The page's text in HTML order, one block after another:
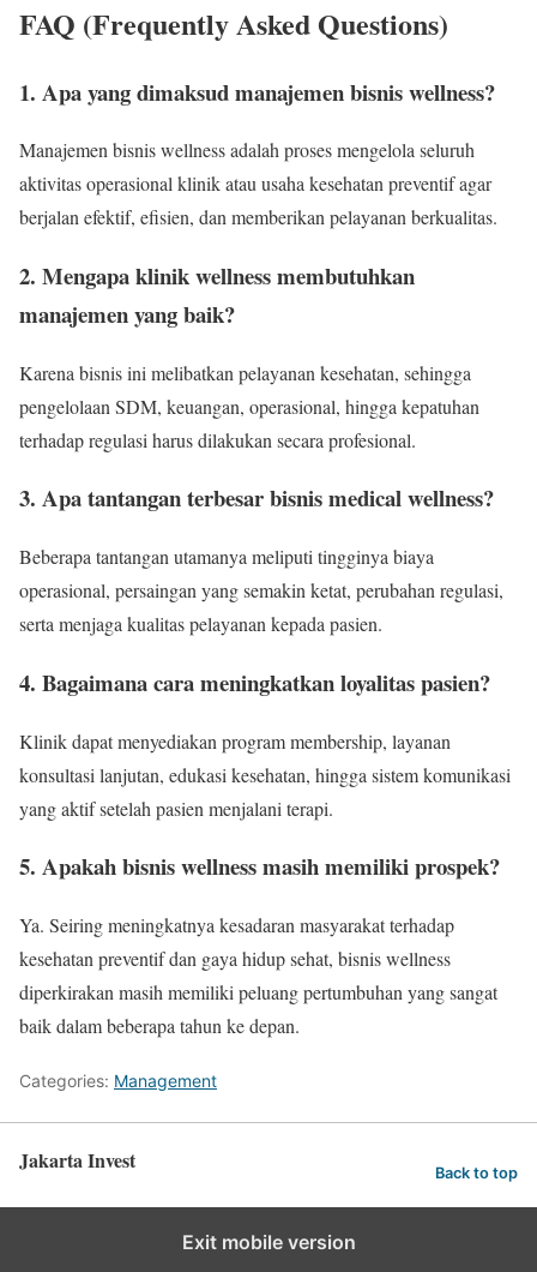
FAQ (Frequently Asked Questions)
1. Apa yang dimaksud manajemen bisnis wellness?
Manajemen bisnis wellness adalah proses mengelola seluruh
aktivitas operasional klinik atau usaha kesehatan preventif agar
berjalan efektif, efisien, dan memberikan pelayanan berkualitas.
2. Mengapa klinik wellness membutuhkan
manajemen yang baik?
Karena bisnis ini melibatkan pelayanan kesehatan, sehingga
pengelolaan SDM, keuangan, operasional, hingga kepatuhan
terhadap regulasi harus dilakukan secara profesional.
3. Apa tantangan terbesar bisnis medical wellness?
Beberapa tantangan utamanya meliputi tingginya biaya
operasional, persaingan yang semakin ketat, perubahan regulasi,
serta menjaga kualitas pelayanan kepada pasien.
4. Bagaimana cara meningkatkan loyalitas pasien?
Klinik dapat menyediakan program membership, layanan
konsultasi lanjutan, edukasi kesehatan, hingga sistem komunikasi
yang aktif setelah pasien menjalani terapi.
5. Apakah bisnis wellness masih memiliki prospek?
Ya. Seiring meningkatnya kesadaran masyarakat terhadap
kesehatan preventif dan gaya hidup sehat, bisnis wellness
diperkirakan masih memiliki peluang pertumbuhan yang sangat
baik dalam beberapa tahun ke depan.
Categories: Management
Jakarta Invest Back to top
Exit mobile version